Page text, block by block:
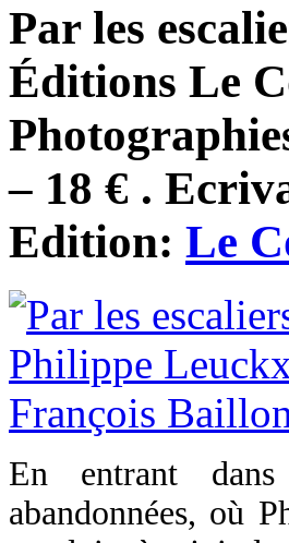
Par les
Éditions Le
– 18 € .
Edition: Le
En entrant dans
abandonnées, où